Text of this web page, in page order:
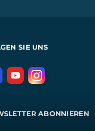
SIE UNS
ABONNIEREN